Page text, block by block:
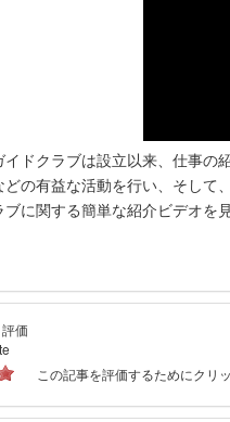
ドクラブは設立以来、仕事の
の有益な活動を行い、そして
に関する簡単な紹介ビデオを
価
この記事を評価するためにクリ